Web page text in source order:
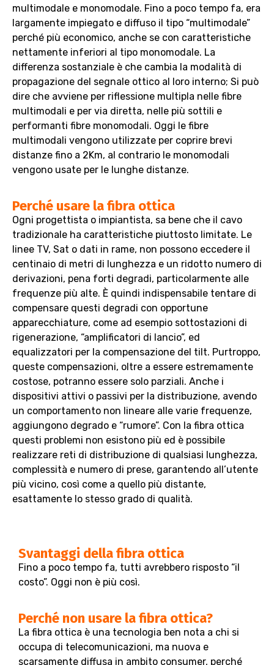
multimodale e monomodale. Fino a poco tempo fa, era
largamente impiegato e diffuso il tipo “multimodale”
perché più economico, anche se con caratteristiche
nettamente inferiori al tipo monomodale. La
differenza sostanziale è che cambia la modalità di
propagazione del segnale ottico al loro interno; Si può
dire che avviene per riflessione multipla nelle fibre
multimodali e per via diretta, nelle più sottili e
performanti fibre monomodali. Oggi le fibre
multimodali vengono utilizzate per coprire brevi
distanze fino a 2Km, al contrario le monomodali
vengono usate per le lunghe distanze.
Perché usare la fibra ottica
Ogni progettista o impiantista, sa bene che il cavo
tradizionale ha caratteristiche piuttosto limitate. Le
linee TV, Sat o dati in rame, non possono eccedere il
centinaio di metri di lunghezza e un ridotto numero di
derivazioni, pena forti degradi, particolarmente alle
frequenze più alte. È quindi indispensabile tentare di
compensare questi degradi con opportune
apparecchiature, come ad esempio sottostazioni di
rigenerazione, “amplificatori di lancio”, ed
equalizzatori per la compensazione del tilt. Purtroppo,
queste compensazioni, oltre a essere estremamente
costose, potranno essere solo parziali. Anche i
dispositivi attivi o passivi per la distribuzione, avendo
un comportamento non lineare alle varie frequenze,
aggiungono degrado e “rumore”. Con la fibra ottica
questi problemi non esistono più ed è possibile
realizzare reti di distribuzione di qualsiasi lunghezza,
complessità e numero di prese, garantendo all’utente
più vicino, così come a quello più distante,
esattamente lo stesso grado di qualità.
Svantaggi della fibra ottica
Fino a poco tempo fa, tutti avrebbero risposto “il
costo”. Oggi non è più così.
Perché non usare la fibra ottica?
La fibra ottica è una tecnologia ben nota a chi si
occupa di telecomunicazioni, ma nuova e
scarsamente diffusa in ambito consumer, perché